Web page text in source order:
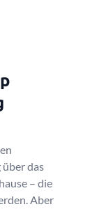
über das
– die
Aber